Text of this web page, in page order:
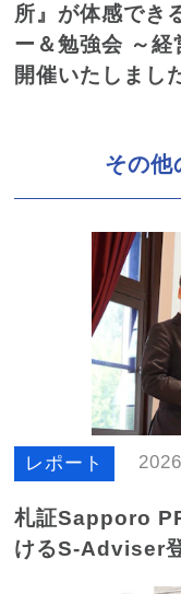
所』が体感でき
ー＆勉強会 ～経
開催いたしまし
その他
レポート
札証Sapporo
けるS-Adviser